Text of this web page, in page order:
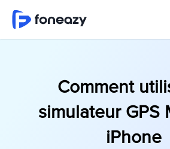
Comment
simulateur GPS
iPhone